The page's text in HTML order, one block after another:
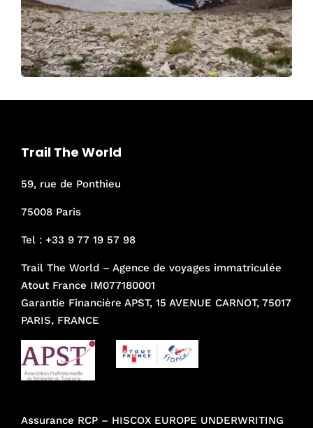
Trail The World
59, rue de Ponthieu
75008 Paris
Tel : +33 9 77 19 57 98
Trail The World – Agence de voyages immatriculée
Atout France IM077180001
Garantie Financière APST, 15 AVENUE CARNOT, 75017
PARIS, FRANCE
Assurance RCP – HISCOX EUROPE UNDERWRITING